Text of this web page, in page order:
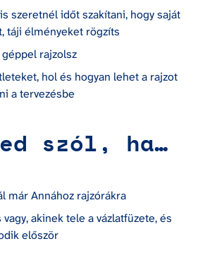
szeretnél időt szakítani, hogy saját
táji élményeket rögzíts
rajzolsz
hol és hogyan lehet a rajzot
a tervezésbe
szól, ha…
már Annához rajzórákra
akinek tele a vázlatfüzete, és
először